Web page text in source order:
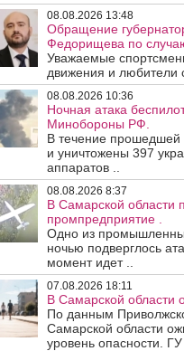
08.08.2026 13:48
Обращение
Федорищева по
Уважаемые
движения и любители
08.08.2026 10:36
Ночная атака
Минобороны РФ.
В течение
и уничтожены 397
аппаратов ..
08.08.2026 8:37
В Самарской области
промпредприятие .
Одно из
ночью подверглось
момент идет ..
07.08.2026 18:11
В Самарской области
По данным
Самарской области
уровень опасности.